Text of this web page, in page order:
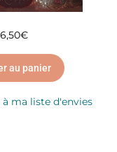
€
au panier
ma liste d'envies